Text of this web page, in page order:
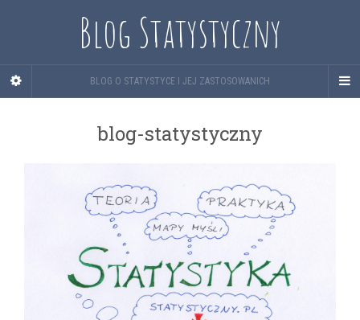
Blog Statystyczny
BLOG O STATYSTYCE I JEJ ZASTOSOWANICH
blog-statystyczny